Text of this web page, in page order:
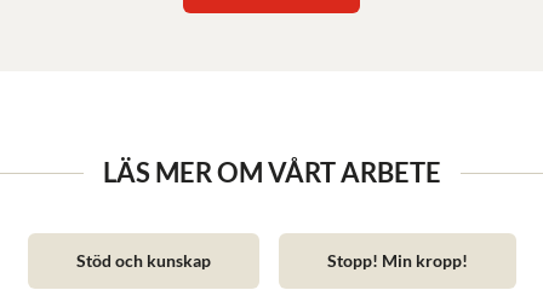
LÄS MER OM VÅRT ARBETE
Stöd och kunskap Stopp! Min kropp!